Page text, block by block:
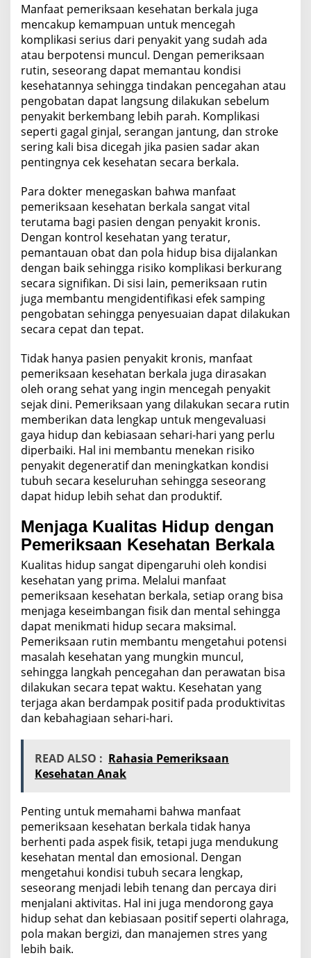
Manfaat pemeriksaan kesehatan berkala juga
mencakup kemampuan untuk mencegah
komplikasi serius dari penyakit yang sudah ada
atau berpotensi muncul. Dengan pemeriksaan
rutin, seseorang dapat memantau kondisi
kesehatannya sehingga tindakan pencegahan atau
pengobatan dapat langsung dilakukan sebelum
penyakit berkembang lebih parah. Komplikasi
seperti gagal ginjal, serangan jantung, dan stroke
sering kali bisa dicegah jika pasien sadar akan
pentingnya cek kesehatan secara berkala.
Para dokter menegaskan bahwa manfaat
pemeriksaan kesehatan berkala sangat vital
terutama bagi pasien dengan penyakit kronis.
Dengan kontrol kesehatan yang teratur,
pemantauan obat dan pola hidup bisa dijalankan
dengan baik sehingga risiko komplikasi berkurang
secara signifikan. Di sisi lain, pemeriksaan rutin
juga membantu mengidentifikasi efek samping
pengobatan sehingga penyesuaian dapat dilakukan
secara cepat dan tepat.
Tidak hanya pasien penyakit kronis, manfaat
pemeriksaan kesehatan berkala juga dirasakan
oleh orang sehat yang ingin mencegah penyakit
sejak dini. Pemeriksaan yang dilakukan secara rutin
memberikan data lengkap untuk mengevaluasi
gaya hidup dan kebiasaan sehari-hari yang perlu
diperbaiki. Hal ini membantu menekan risiko
penyakit degeneratif dan meningkatkan kondisi
tubuh secara keseluruhan sehingga seseorang
dapat hidup lebih sehat dan produktif.
Menjaga Kualitas Hidup dengan
Pemeriksaan Kesehatan Berkala
Kualitas hidup sangat dipengaruhi oleh kondisi
kesehatan yang prima. Melalui manfaat
pemeriksaan kesehatan berkala, setiap orang bisa
menjaga keseimbangan fisik dan mental sehingga
dapat menikmati hidup secara maksimal.
Pemeriksaan rutin membantu mengetahui potensi
masalah kesehatan yang mungkin muncul,
sehingga langkah pencegahan dan perawatan bisa
dilakukan secara tepat waktu. Kesehatan yang
terjaga akan berdampak positif pada produktivitas
dan kebahagiaan sehari-hari.
READ ALSO : Rahasia Pemeriksaan
Kesehatan Anak
Penting untuk memahami bahwa manfaat
pemeriksaan kesehatan berkala tidak hanya
berhenti pada aspek fisik, tetapi juga mendukung
kesehatan mental dan emosional. Dengan
mengetahui kondisi tubuh secara lengkap,
seseorang menjadi lebih tenang dan percaya diri
menjalani aktivitas. Hal ini juga mendorong gaya
hidup sehat dan kebiasaan positif seperti olahraga,
pola makan bergizi, dan manajemen stres yang
lebih baik.